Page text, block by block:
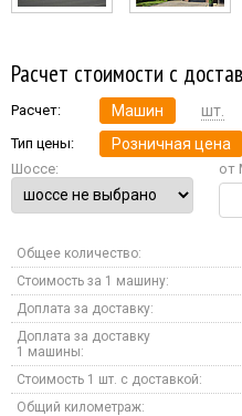
Расчет стоимости с
Расчет: Машин шт.
Тип цены: Розничная цена
Шоссе: от
Общее количество:
Стоимость за 1 машину:
Доплата за доставку:
Доплата за доставку
1 машины:
Стоимость 1 шт. с доставкой:
Общий километраж: